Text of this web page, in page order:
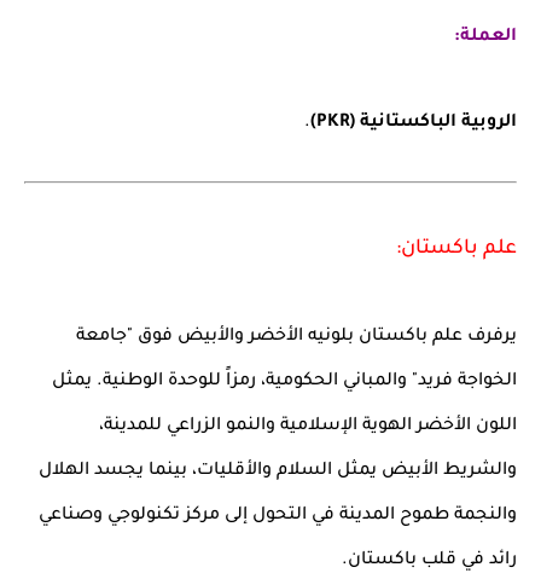
العملة:
الروبية الباكستانية (PKR) .
علم باكستان:
يرفرف علم باكستان بلونيه الأخضر والأبيض فوق "جامعة
الخواجة فريد" والمباني الحكومية، رمزاً للوحدة الوطنية. يمثل
اللون الأخضر الهوية الإسلامية والنمو الزراعي للمدينة،
والشريط الأبيض يمثل السلام والأقليات، بينما يجسد الهلال
والنجمة طموح المدينة في التحول إلى مركز تكنولوجي وصناعي
رائد في قلب باكستان.